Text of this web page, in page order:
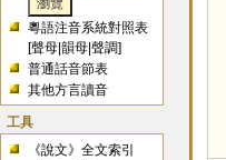
粵語注音系統對照表
[聲母 |韻母 |聲調]
普通話音節表
其他方言讀音
工具
《說文》全文索引